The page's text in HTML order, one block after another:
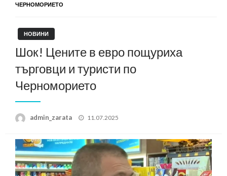
ЧЕРНОМОРИЕТО
НОВИНИ
Шок! Цените в евро пощуриха
търговци и туристи по
Черноморието
admin_zarata
Posted
11.07.2025